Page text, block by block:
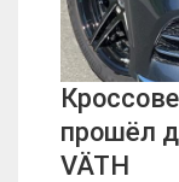
прошёл
VÄTH